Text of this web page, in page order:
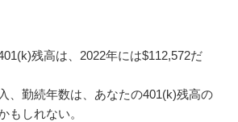
残高は、2022年には$112,572だ
、勤続年数は、あなたの401(k)残高の
もしれない。